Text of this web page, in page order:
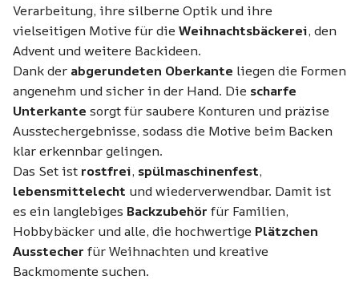
Verarbeitung, ihre silberne Optik und ihre
vielseitigen Motive für die Weihnachtsbäckerei, den
Advent und weitere Backideen.
Dank der abgerundeten Oberkante liegen die Formen
angenehm und sicher in der Hand. Die scharfe
Unterkante sorgt für saubere Konturen und präzise
Ausstechergebnisse, sodass die Motive beim Backen
klar erkennbar gelingen.
Das Set ist rostfrei, spülmaschinenfest,
lebensmittelecht und wiederverwendbar. Damit ist
es ein langlebiges Backzubehör für Familien,
Hobbybäcker und alle, die hochwertige Plätzchen
Ausstecher für Weihnachten und kreative
Backmomente suchen.